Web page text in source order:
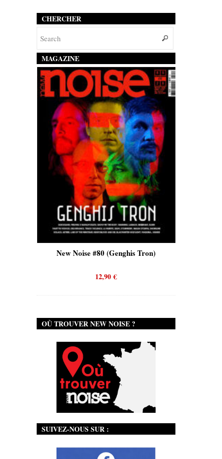
CHERCHER
MAGAZINE
New Noise #80 (Genghis Tron)
12,90€
OÙ TROUVER NEW NOISE ?
SUIVEZ-NOUS SUR :